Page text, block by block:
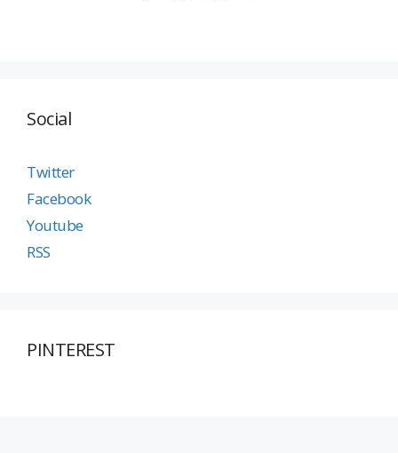
Social
Twitter
Facebook
Youtube
RSS
PINTEREST